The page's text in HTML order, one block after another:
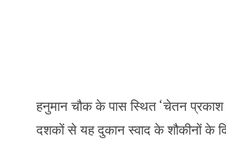
हनुमान चौक के पास स्थित ‘चेतन
दशकों से यह दुकान स्वाद के शौकीनों के